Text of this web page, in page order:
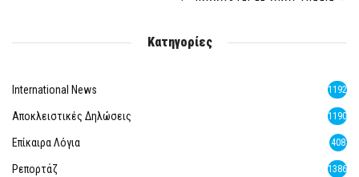
Κατηγορίες
International News 1192
Αποκλειστικές Δηλώσεις 1190
Επίκαιρα Λόγια 408
Ρεπορτάζ 1386